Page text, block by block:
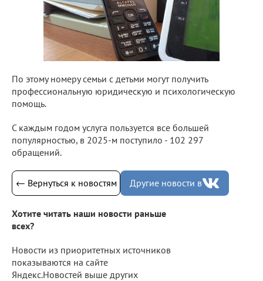
По этому номеру семьи с детьми могут получить
профессиональную юридическую и психологическую
помощь.
С каждым годом услуга пользуется все большей
популярностью, в 2025-м поступило - 102 297
обращений.
← Вернуться к новостям Другие новости в
Хотите читать наши новости раньше
всех?
Новости из приоритетных источников
показываются на сайте
Яндекс.Новостей выше других